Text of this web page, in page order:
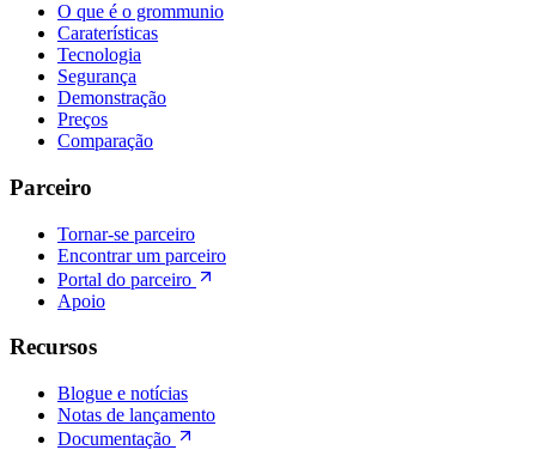
O que é o grommunio
Caraterísticas
Tecnologia
Segurança
Demonstração
Preços
Comparação
Parceiro
Tornar-se parceiro
Encontrar um parceiro
Portal do parceiro
Apoio
Recursos
Blogue e notícias
Notas de lançamento
Documentação